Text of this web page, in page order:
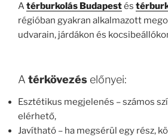
Atérburkolás Budapestés
régióban gyakran alkalmazott
udvarain, járdákon és
A térkövezés előnyei:
Esztétikus megjelenés – számos
elérhető,
Javítható – ha megsérül egy rész,